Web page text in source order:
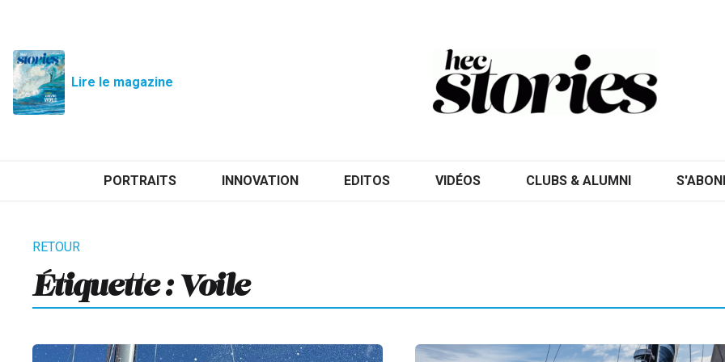
Lire le magazine
PORTRAITS INNOVATION EDITOS VIDÉOS CLUBS & ALUMNI
Étiquette : Voile